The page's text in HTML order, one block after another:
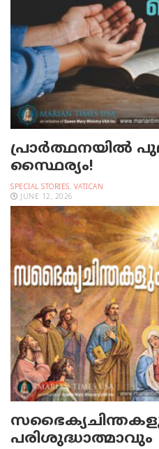
പ്രാര്‍ത്ഥനയില്‍
സ്ഥൈര്യം!
SPECIAL STORIES, VATICAN
JUNE 12, 2026
പരിശുദ്ധാത്മാവും